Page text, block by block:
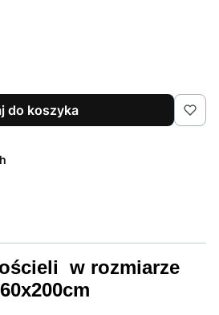
do koszyka
w rozmiarze